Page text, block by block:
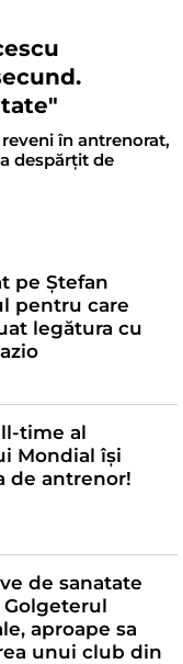
în antrenorat,
despărțit de
pe Ștefan
pentru care
legătura cu
time al
Mondial își
de antrenor!
de sanatate
aproape sa
unui club din